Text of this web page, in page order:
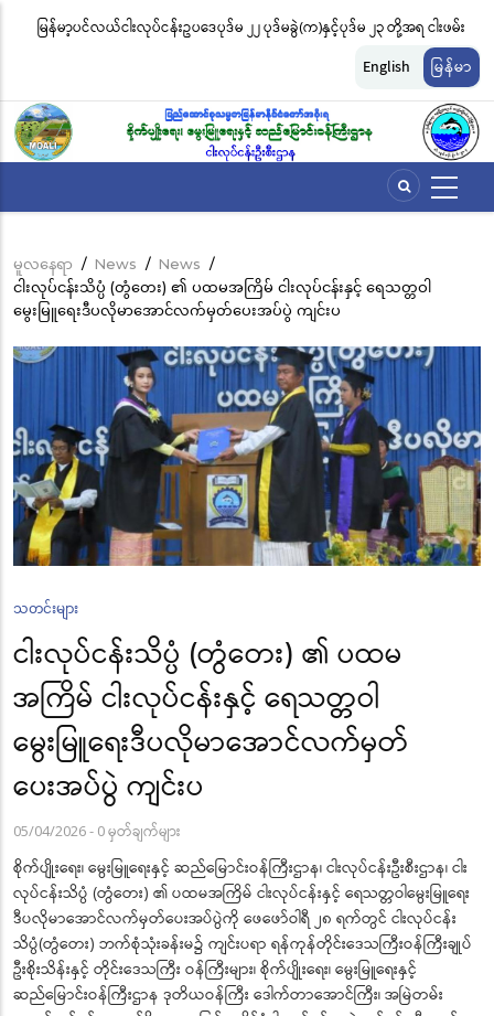
အဓိက
အကြောင်းအရာ
မည်
ပဒေပုဒ်မ ၂၂ ပုဒ်မခွဲ(က)နှင့်ပုဒ်မ ၂၃ တို့အရ ငါးဖမ်း
ငါးလုပ်ငန်းဦးစီးဌာနနှင့် FFI အက
မျိုးကွဲများ ထိန်းသိမ်းကာကွယ်စေ
ဆိုင်ရာ သဘောတူညီမှု မူဘောင်စာ
English မြန်မာ
Breadcrumb
မူလနေရာ / News / News /
ငါးလုပ်ငန်းသိပ္ပံ (တွံတေး) ၏ ပထမအကြိမ် ငါးလုပ်ငန်းနှင့် ရေသတ္တဝါ
မွေးမြူရေးဒီပလိုမာအောင်လက်မှတ်ပေးအပ်ပွဲ ကျင်းပ
သတင်းများ
ငါးလုပ်ငန်းသိပ္ပံ (တွံတေး) ၏ ပထမ
အကြိမ် ငါးလုပ်ငန်းနှင့် ရေသတ္တဝါ
မွေးမြူရေးဒီပလိုမာအောင်လက်မှတ်
ပေးအပ်ပွဲ ကျင်းပ
05/04/2026- 0 မှတ်ချက်များ
စိုက်ပျိုးရေး၊ မွေးမြူရေးနှင့် ဆည်မြောင်းဝန်ကြီးဌာန၊ ငါးလုပ်ငန်းဦးစီးဌာန၊ ငါး
လုပ်ငန်းသိပ္ပံ (တွံတေး) ၏ ပထမအကြိမ် ငါးလုပ်ငန်းနှင့် ရေသတ္တဝါမွေးမြူရေး
ဒီပလိုမာအောင်လက်မှတ်ပေးအပ်ပွဲကို ဖေဖော်ဝါရီ ၂၈ ရက်တွင် ငါးလုပ်ငန်း
သိပ္ပံ(တွံတေး) ဘက်စုံသုံးခန်းမ၌ ကျင်းပရာ ရန်ကုန်တိုင်းဒေသကြီးဝန်ကြီးချုပ်
ဦးစိုးသိန်းနှင့် တိုင်းဒေသကြီး ဝန်ကြီးများ၊ စိုက်ပျိုးရေး၊ မွေးမြူရေးနှင့်
ဆည်မြောင်းဝန်ကြီးဌာန ဒုတိယဝန်ကြီး ဒေါက်တာအောင်ကြီး၊ အမြဲတမ်း